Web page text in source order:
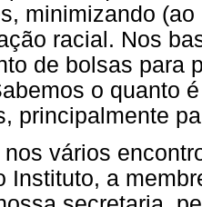
minimizando
racial. Nos
de bolsas para
o quanto
principalmente
vários
Instituto, a